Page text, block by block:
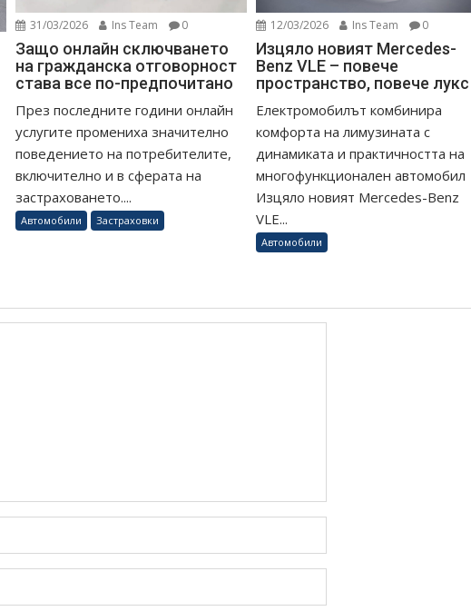
31/03/2026 Ins Team 0
Защо онлайн сключването
на гражданска отговорност
става все по-предпочитано
През последните години онлайн
услугите промениха значително
поведението на потребителите,
включително и в сферата на
застраховането....
Автомобили Застраховки
12/03/2026 Ins Team 0
Изцяло новият Mercedes-
Benz VLE – повече
пространство, повече лукс
Електромобилът комбинира
комфорта на лимузината с
динамиката и практичността на
многофункционален автомобил
Изцяло новият Mercedes-Benz
VLE...
Автомобили